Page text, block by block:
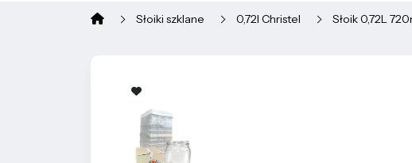
Słoiki szklane 0,72l Christel Słoik 0,72L